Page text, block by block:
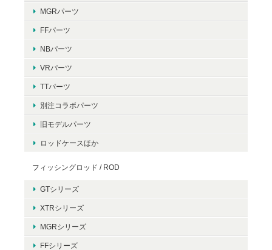
MGRパーツ
FFパーツ
NBパーツ
VRパーツ
TTパーツ
別注コラボパーツ
旧モデルパーツ
ロッドケースほか
フィッシングロッド / ROD
GTシリーズ
XTRシリーズ
MGRシリーズ
FFシリーズ